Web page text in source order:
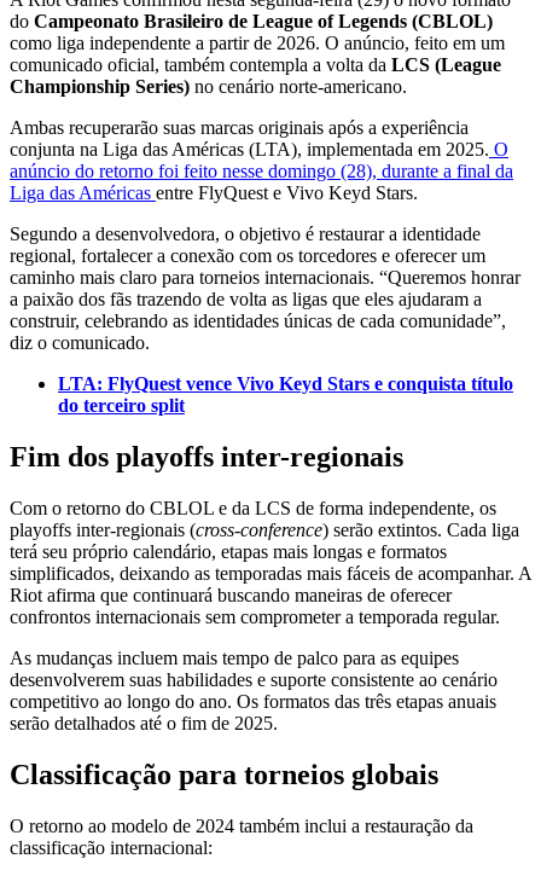
do Campeonato Brasileiro de League of Legends (CBLOL)
como liga independente a partir de 2026. O anúncio, feito em um
comunicado oficial, também contempla a volta da LCS (League
Championship Series) no cenário norte-americano.
Ambas recuperarão suas marcas originais após a experiência
conjunta na Liga das Américas (LTA), implementada em 2025. O
anúncio do retorno foi feito nesse domingo (28), durante a final da
Liga das Américas entre FlyQuest e Vivo Keyd Stars.
Segundo a desenvolvedora, o objetivo é restaurar a identidade
regional, fortalecer a conexão com os torcedores e oferecer um
caminho mais claro para torneios internacionais. “Queremos honrar
a paixão dos fãs trazendo de volta as ligas que eles ajudaram a
construir, celebrando as identidades únicas de cada comunidade”,
diz o comunicado.
LTA: FlyQuest vence Vivo Keyd Stars e conquista título
do terceiro split
Fim dos playoffs inter-regionais
Com o retorno do CBLOL e da LCS de forma independente, os
playoffs inter-regionais (cross-conference) serão extintos. Cada liga
terá seu próprio calendário, etapas mais longas e formatos
simplificados, deixando as temporadas mais fáceis de acompanhar. A
Riot afirma que continuará buscando maneiras de oferecer
confrontos internacionais sem comprometer a temporada regular.
As mudanças incluem mais tempo de palco para as equipes
desenvolverem suas habilidades e suporte consistente ao cenário
competitivo ao longo do ano. Os formatos das três etapas anuais
serão detalhados até o fim de 2025.
Classificação para torneios globais
O retorno ao modelo de 2024 também inclui a restauração da
classificação internacional: